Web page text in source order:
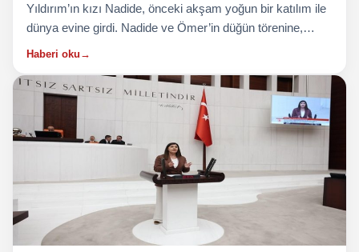
Yıldırım’ın kızı Nadide, önceki akşam yoğun bir katılım ile
dünya evine girdi. Nadide ve Ömer’in düğün törenine,…
Haberi oku →